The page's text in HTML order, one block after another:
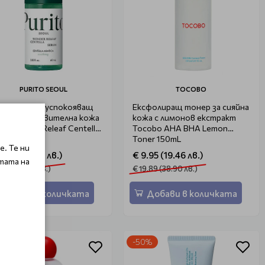
PURITO SEOUL
и успокояващ
за чувствителна кожа
Wonder Releaf Centella
(23.47 лв.)
(46.90 лв.)
Добави в количката
TOCOBO
Ексфолиращ тонер за сияйна
кожа с лимонов екстракт
Tocobo AHA BHA Lemon
Toner 150mL
€ 9.95 (19.46 лв.)
€ 19.89 (38.90 лв.)
Добави в количката
-50%
Те ни
на